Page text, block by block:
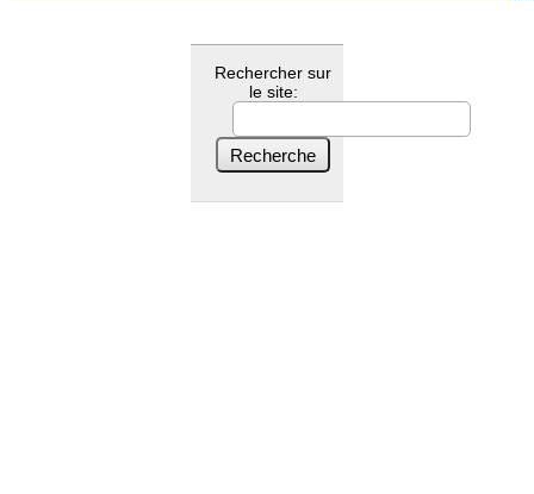
Rechercher sur
le site: